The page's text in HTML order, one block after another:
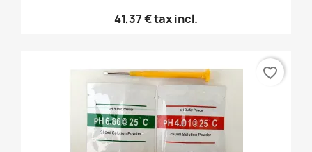
41,37 €tax incl.
favorite_border